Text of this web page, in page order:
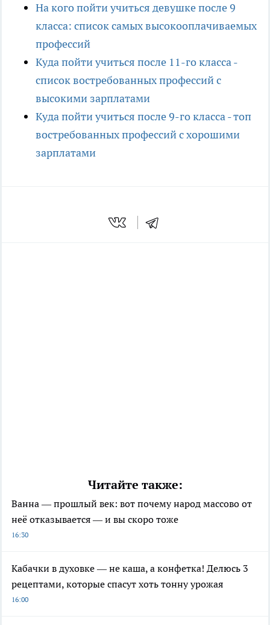
На кого пойти учиться девушке после 9
класса: список самых высокооплачиваемых
профессий
Куда пойти учиться после 11-го класса -
список востребованных профессий с
высокими зарплатами
Куда пойти учиться после 9-го класса - топ
востребованных профессий с хорошими
зарплатами
Читайте также:
Ванна — прошлый век: вот почему народ массово от
неё отказывается — и вы скоро тоже
16:30
Кабачки в духовке — не каша, а конфетка! Делюсь 3
рецептами, которые спасут хоть тонну урожая
16:00